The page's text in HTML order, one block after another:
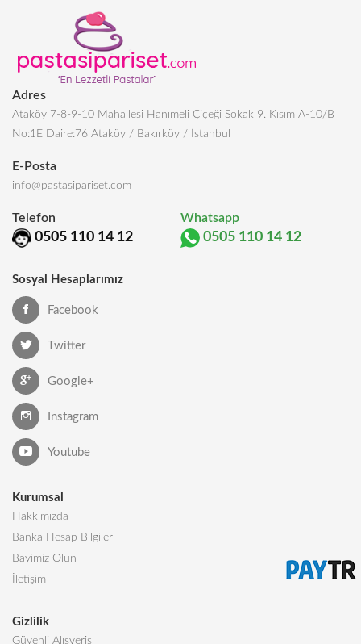
Adres
Ataköy 7-8-9-10 Mahallesi Hanımeli Çiçeği Sokak 9. Kısım A-10/B
No:1E Daire:76 Ataköy / Bakırköy / İstanbul
E-Posta
info@pastasipariset.com
Telefon
0505 110 14 12
Whatsapp
0505 110 14 12
Sosyal Hesaplarımız
Facebook
Twitter
Google+
Instagram
Youtube
Kurumsal
Hakkımızda
Banka Hesap Bilgileri
Bayimiz Olun
İletişim
Gizlilik
Güvenli Alışveriş